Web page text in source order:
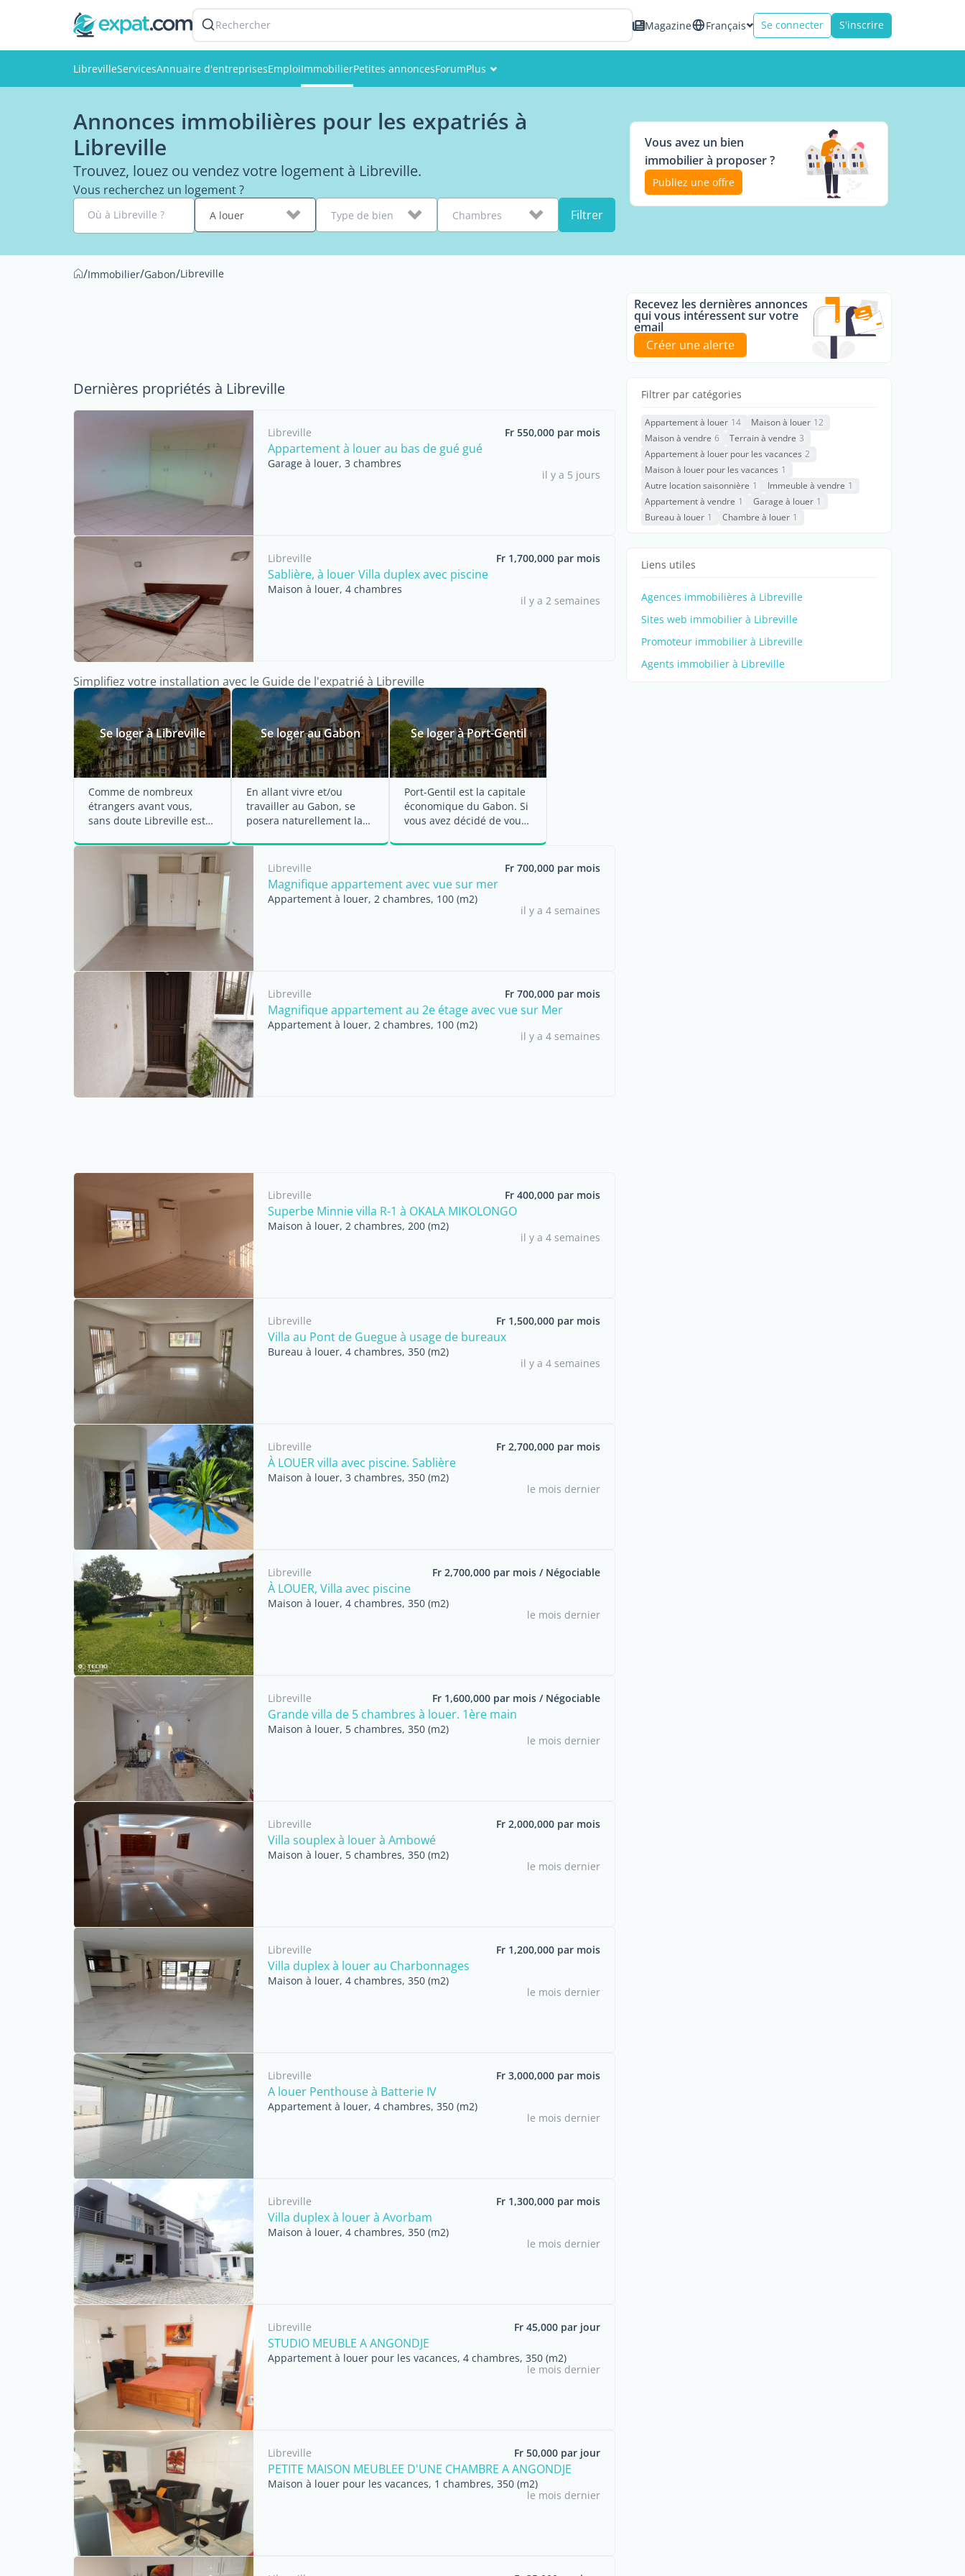
Rechercher Magazine Français Se connecter S'inscrire
LibrevilleServicesAnnuaire d'entreprisesEmploiImmobilierPetites annoncesForumPlus
Membres
Annonces immobilières pour les expatriés à
Libreville
Trouvez, louez ou vendez votre logement à Libreville.
Vous recherchez un logement ?
Où à Libreville ? A louer Type de bien Chambres Filtrer
Vous avez un bien
immobilier à proposer ?
Publiez une offre
/Immobilier/Gabon/Libreville
Dernières propriétés à Libreville
Libreville Fr 550,000 par mois
Appartement à louer au bas de gué gué
Garage à louer, 3 chambres
il y a 5 jours
Libreville Fr 1,700,000 par mois
Sablière, à louer Villa duplex avec piscine
Maison à louer, 4 chambres
il y a 2 semaines
Simplifiez votre installation avec le Guide de l'expatrié à Libreville
Se loger à Libreville
Comme de nombreux
étrangers avant vous,
sans doute Libreville est
Gabon. Comment rendre
Se loger au Gabon
En allant vivre et/ou
travailler au Gabon, se
posera naturellement la
Que faut-il savoir et ...
Se loger à Port-Gentil
Port-Gentil est la capitale
économique du Gabon. Si
vous avez décidé de vous
Libreville Fr 700,000 par mois
Magnifique appartement avec vue sur mer
Appartement à louer, 2 chambres, 100 (m2)
il y a 4 semaines
Libreville Fr 700,000 par mois
Magnifique appartement au 2e étage avec vue sur Mer
Appartement à louer, 2 chambres, 100 (m2)
il y a 4 semaines
Libreville Fr 400,000 par mois
Superbe Minnie villa R-1 à OKALA MIKOLONGO
Maison à louer, 2 chambres, 200 (m2)
il y a 4 semaines
Libreville Fr 1,500,000 par mois
Villa au Pont de Guegue à usage de bureaux
Bureau à louer, 4 chambres, 350 (m2)
il y a 4 semaines
Libreville Fr 2,700,000 par mois
À LOUER villa avec piscine. Sablière
Maison à louer, 3 chambres, 350 (m2)
le mois dernier
Libreville Fr 2,700,000 par mois / Négociable
À LOUER, Villa avec piscine
Maison à louer, 4 chambres, 350 (m2)
le mois dernier
Libreville Fr 1,600,000 par mois / Négociable
Grande villa de 5 chambres à louer. 1ère main
Maison à louer, 5 chambres, 350 (m2)
le mois dernier
Libreville Fr 2,000,000 par mois
Villa souplex à louer à Ambowé
Maison à louer, 5 chambres, 350 (m2)
le mois dernier
Libreville Fr 1,200,000 par mois
Villa duplex à louer au Charbonnages
Maison à louer, 4 chambres, 350 (m2)
le mois dernier
Libreville Fr 3,000,000 par mois
A louer Penthouse à Batterie IV
Appartement à louer, 4 chambres, 350 (m2)
le mois dernier
Libreville Fr 1,300,000 par mois
Villa duplex à louer à Avorbam
Maison à louer, 4 chambres, 350 (m2)
le mois dernier
Libreville Fr 45,000 par jour
STUDIO MEUBLE A ANGONDJE
Appartement à louer pour les vacances, 4 chambres, 350 (m2)
le mois dernier
Libreville Fr 50,000 par jour
PETITE MAISON MEUBLEE D'UNE CHAMBRE A ANGONDJE
Maison à louer pour les vacances, 1 chambres, 350 (m2)
le mois dernier
Recevez les dernières annonces
qui vous intéressent sur votre
email
Créer une alerte
Filtrer par catégories
Appartement à louer 14 Maison à louer 12
Maison à vendre 6 Terrain à vendre 3
Appartement à louer pour les vacances 2
Maison à louer pour les vacances 1
Autre location saisonnière 1 Immeuble à vendre 1
Appartement à vendre 1 Garage à louer 1
Bureau à louer 1 Chambre à louer 1
Liens utiles
Agences immobilières à Libreville
Sites web immobilier à Libreville
Promoteur immobilier à Libreville
Agents immobilier à Libreville